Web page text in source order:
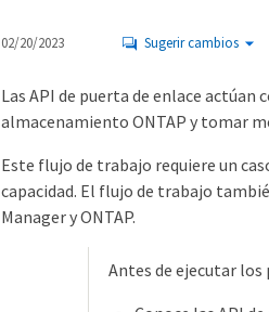
02/20/2023 Sugerir cambios
Las API de puerta de enlace
almacenamiento ONTAP y tomar
Este flujo de trabajo requiere un
capacidad. El flujo de trabajo
Manager y ONTAP.
Antes de ejecutar los